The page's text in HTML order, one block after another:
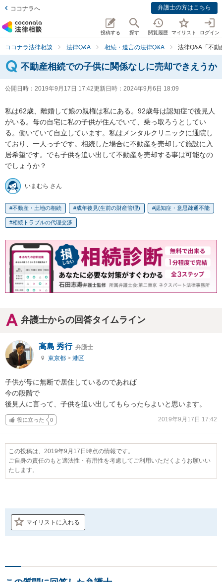
ココナラへ 弁護士の方はこちら
投稿する 探す 閲覧履歴 マイリスト ログイン
ココナラ法律相談 法律Q&A 相続・遺言の法律Q&A 法律Q&A「不
不動産相続での子供に関係なしに売却できえうか
公開日時： 2019年9月17日 17:42更新日時： 2024年9月6日 18:09
私は62歳、離婚して娘の親権は私にある。92歳母は認知症で後見人
がいる。母の自宅に私の子供が住んでいて、乗っ取ろうとしてい
る。働いていて自立しています。私はメンタルクリニックに通院し
ており、一人っ子です。相続した場合に不動産を売却して施設に入
居希望です。でも子供を追い出して不動産を売却する事は可能なの
でしょうか？
いまむら さん
不動産・土地の相続 成年後見(生前の財産管理) 認知症・意思疎通不能
相続トラブルの代理交渉
弁護士からの回答タイムライン
高島 秀行 弁護士
東京都 > 港区
子供が母に無断で居住しているのであれば
今の段階で
後見人に言って、子供を追い出してもらったらよいと思います。
役に立った 0 2019年9月17日 17:42
この投稿は、2019年9月17日時点の情報です。
ご自身の責任のもと適法性・有用性を考慮してご利用いただくようお願いい
たします。
マイリストに入れる